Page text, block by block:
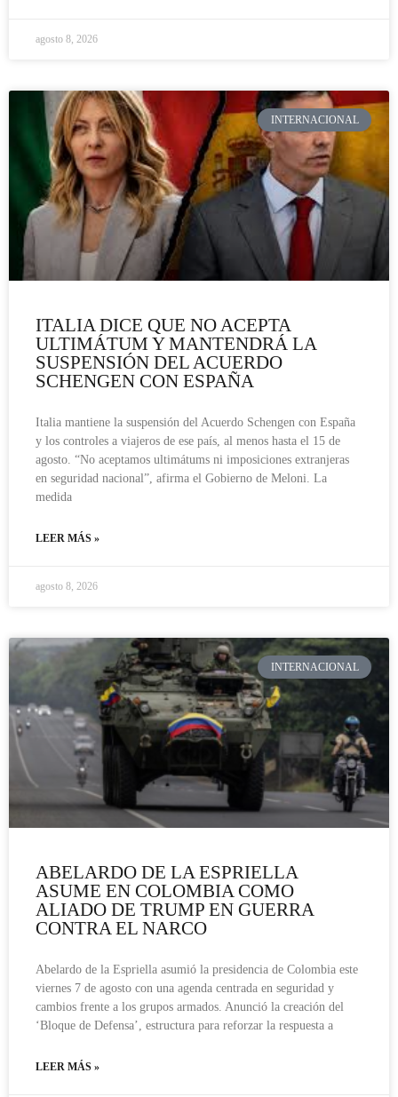
agosto 8, 2026
INTERNACIONAL
ITALIA DICE QUE NO ACEPTA
ULTIMÁTUM Y MANTENDRÁ LA
SUSPENSIÓN DEL ACUERDO
SCHENGEN CON ESPAÑA
Italia mantiene la suspensión del Acuerdo Schengen con España
y los controles a viajeros de ese país, al menos hasta el 15 de
agosto. “No aceptamos ultimátums ni imposiciones extranjeras
en seguridad nacional”, afirma el Gobierno de Meloni. La
medida
LEER MÁS »
agosto 8, 2026
INTERNACIONAL
ABELARDO DE LA ESPRIELLA
ASUME EN COLOMBIA COMO
ALIADO DE TRUMP EN GUERRA
CONTRA EL NARCO
Abelardo de la Espriella asumió la presidencia de Colombia este
viernes 7 de agosto con una agenda centrada en seguridad y
cambios frente a los grupos armados. Anunció la creación del
‘Bloque de Defensa’, estructura para reforzar la respuesta a
LEER MÁS »